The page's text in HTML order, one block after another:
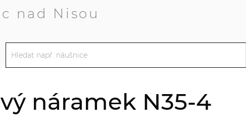
nad Nisou
náramek N35-4